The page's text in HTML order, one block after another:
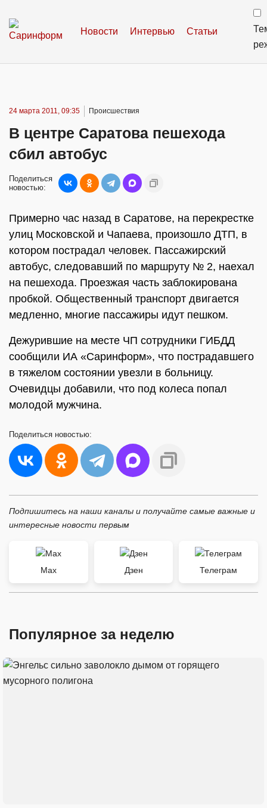
Новости Интервью Статьи
24 марта 2011, 09:35 Происшествия
В центре Саратова пешехода
сбил автобус
Поделиться
новостью:
Примерно час назад в Саратове, на перекрестке
улиц Московской и Чапаева, произошло ДТП, в
котором пострадал человек. Пассажирский
автобус, следовавший по маршруту № 2, наехал
на пешехода. Проезжая часть заблокирована
пробкой. Общественный транспорт двигается
медленно, многие пассажиры идут пешком.
Дежурившие на месте ЧП сотрудники ГИБДД
сообщили ИА «Саринформ», что пострадавшего
в тяжелом состоянии увезли в больницу.
Очевидцы добавили, что под колеса попал
молодой мужчина.
Поделиться новостью:
Подпишитесь на наши каналы и получайте самые важные и
интересные новости первым
Max Дзен Телеграм
Популярное за неделю